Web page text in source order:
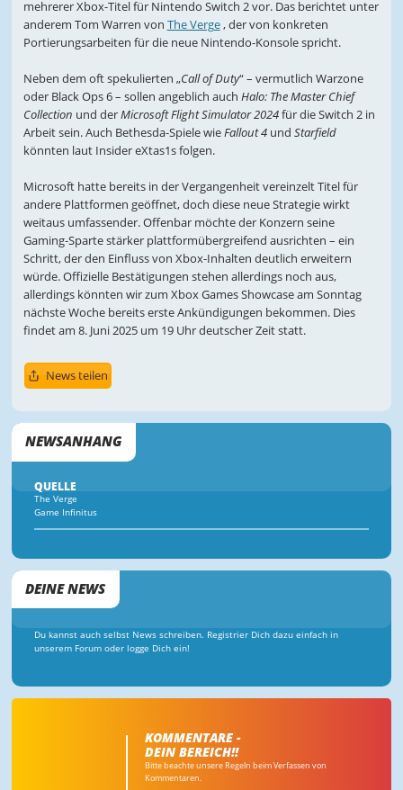
mehrerer Xbox-Titel für Nintendo Switch 2 vor. Das berichtet unter
anderem Tom Warren von The Verge, der von konkreten
Portierungsarbeiten für die neue Nintendo-Konsole spricht.
Neben dem oft spekulierten „Call of Duty“ – vermutlich Warzone
oder Black Ops 6 – sollen angeblich auch Halo: The Master Chief
Collection und derMicrosoft Flight Simulator 2024für die Switch 2 in
Arbeit sein. Auch Bethesda-Spiele wieFallout 4und Starfield
könnten laut Insider eXtas1s folgen.
Microsoft hatte bereits in der Vergangenheit vereinzelt Titel für
andere Plattformen geöffnet, doch diese neue Strategie wirkt
weitaus umfassender. Offenbar möchte der Konzern seine
Gaming-Sparte stärker plattformübergreifend ausrichten – ein
Schritt, der den Einfluss von Xbox-Inhalten deutlich erweitern
würde. Offizielle Bestätigungen stehen allerdings noch aus,
allerdings könnten wir zum Xbox Games Showcase am Sonntag
nächste Woche bereits erste Ankündigungen bekommen. Dies
findet am 8. Juni 2025 um 19 Uhr deutscher Zeit statt.
News teilen
NEWSANHANG
QUELLE
The Verge
Game Infinitus
DEINE NEWS
Du kannst auch selbst News schreiben. Registrier Dich dazu einfach in
unserem Forum oder logge Dich ein!
KOMMENTARE -
DEIN BEREICH!!
Bitte beachte unsere Regeln beim Verfassen von
Kommentaren.